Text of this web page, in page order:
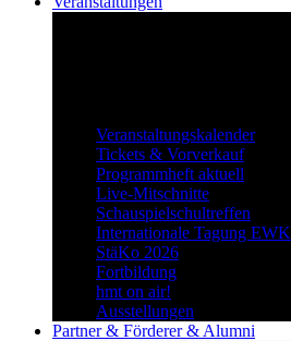
Veranstaltungskalender
Tickets & Vorverkauf
Programmheft aktuell
Live-Mitschnitte
Schauspielschultreffen
Internationale Tagung EWK
StäKo 2026
Fortbildung
hmt on air!
Ausstellungen
Partner & Förderer & Alumni